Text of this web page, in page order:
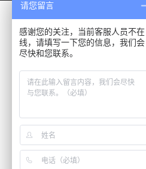
公司注册
公司注册代办
公司注销服务
注册地址变更
公司法人变更
请您留言
感谢您的关注，当前客服人员不在
线，请填写一下您的信息，我们会
尽快和您联系。